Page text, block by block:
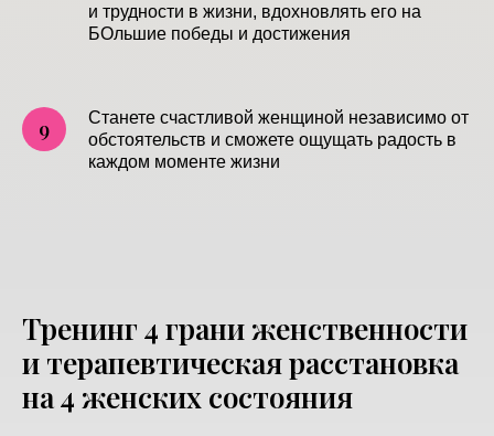
и трудности в жизни, вдохновлять его на
БОльшие победы и достижения
Станете счастливой женщиной независимо от
обстоятельств и сможете ощущать радость в
каждом моменте жизни
Тренинг 4 грани женственности
и терапевтическая расстановка
на 4 женских состояния